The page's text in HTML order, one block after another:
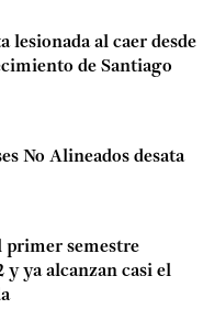
lesionada al caer desde
de Santiago
No Alineados desata
primer semestre
y ya alcanzan casi el